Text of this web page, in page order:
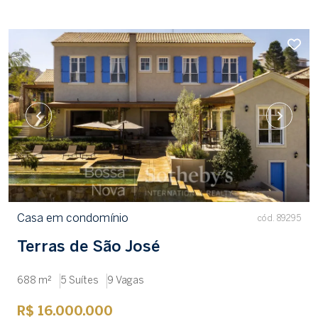
Casa em condomínio cód. 89295
Terras de São José
688 m² 5 Suítes 9 Vagas
R$ 16.000.000